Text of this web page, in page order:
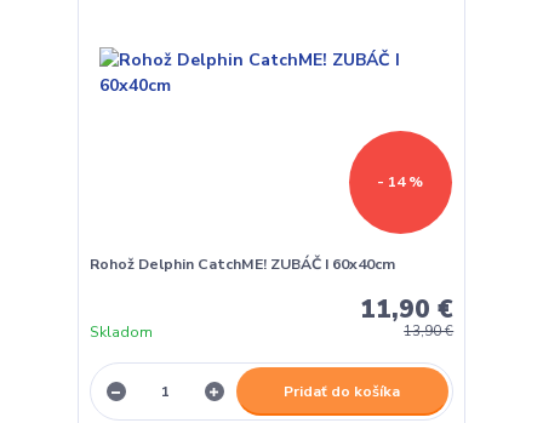
- 14 %
Rohož Delphin CatchME! ZUBÁČ I 60x40cm
13,90 €
11,90 €
Skladom
Pridať do košíka